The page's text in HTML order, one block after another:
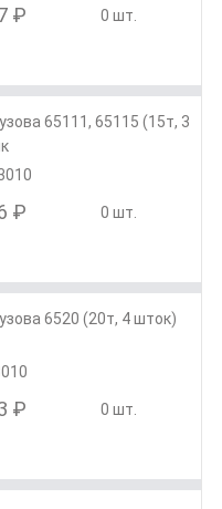
₽ 0 шт.
65111, 65115 (15т, 3
₽ 0 шт.
6520 (20т, 4 шток)
₽ 0 шт.